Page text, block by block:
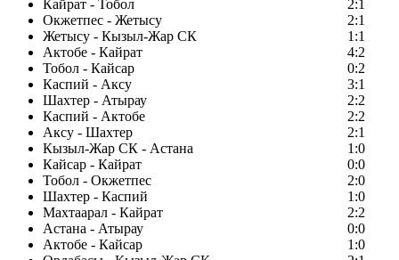
Кайрат - Тобол
2:1
Окжетпес - Жетысу
2:1
Жетысу - Кызыл-Жар СК
1:1
Актобе - Кайрат
4:2
Тобол - Кайсар
0:2
Каспий - Аксу
3:1
Шахтер - Атырау
2:2
Каспий - Актобе
2:2
Аксу - Шахтер
2:1
Кызыл-Жар СК - Астана
1:0
Кайсар - Кайрат
0:0
Тобол - Окжетпес
2:0
Шахтер - Каспий
1:0
Махтаарал - Кайрат
2:2
Астана - Атырау
0:0
Актобе - Кайсар
1:0